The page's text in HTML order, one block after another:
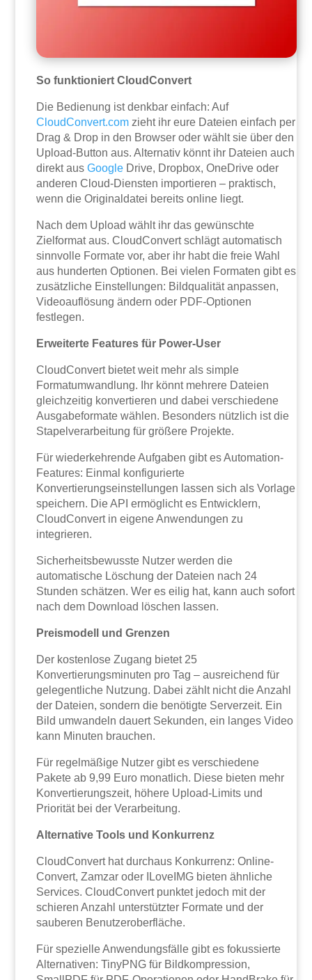
So funktioniert CloudConvert
Die Bedienung ist denkbar einfach: Auf
CloudConvert.com zieht ihr eure Dateien einfach per
Drag & Drop in den Browser oder wählt sie über den
Upload-Button aus. Alternativ könnt ihr Dateien auch
direkt ausGoogle Drive, Dropbox, OneDrive oder
anderen Cloud-Diensten importieren – praktisch,
wenn die Originaldatei bereits online liegt.
Nach dem Upload wählt ihr das gewünschte
Zielformat aus. CloudConvert schlägt automatisch
sinnvolle Formate vor, aber ihr habt die freie Wahl
aus hunderten Optionen. Bei vielen Formaten gibt es
zusätzliche Einstellungen: Bildqualität anpassen,
Videoauflösung ändern oder PDF-Optionen
festlegen.
Erweiterte Features für Power-User
CloudConvert bietet weit mehr als simple
Formatumwandlung. Ihr könnt mehrere Dateien
gleichzeitig konvertieren und dabei verschiedene
Ausgabeformate wählen. Besonders nützlich ist die
Stapelverarbeitung für größere Projekte.
Für wiederkehrende Aufgaben gibt es Automation-
Features: Einmal konfigurierte
Konvertierungseinstellungen lassen sich als Vorlage
speichern. Die API ermöglicht es Entwicklern,
CloudConvert in eigene Anwendungen zu
integrieren.
Sicherheitsbewusste Nutzer werden die
automatische Löschung der Dateien nach 24
Stunden schätzen. Wer es eilig hat, kann auch sofort
nach dem Download löschen lassen.
Preismodell und Grenzen
Der kostenlose Zugang bietet 25
Konvertierungsminuten pro Tag – ausreichend für
gelegentliche Nutzung. Dabei zählt nicht die Anzahl
der Dateien, sondern die benötigte Serverzeit. Ein
Bild umwandeln dauert Sekunden, ein langes Video
kann Minuten brauchen.
Für regelmäßige Nutzer gibt es verschiedene
Pakete ab 9,99 Euro monatlich. Diese bieten mehr
Konvertierungszeit, höhere Upload-Limits und
Priorität bei der Verarbeitung.
Alternative Tools und Konkurrenz
CloudConvert hat durchaus Konkurrenz: Online-
Convert, Zamzar oder ILoveIMG bieten ähnliche
Services. CloudConvert punktet jedoch mit der
schieren Anzahl unterstützter Formate und der
sauberen Benutzeroberfläche.
Für spezielle Anwendungsfälle gibt es fokussierte
Alternativen: TinyPNG für Bildkompression,